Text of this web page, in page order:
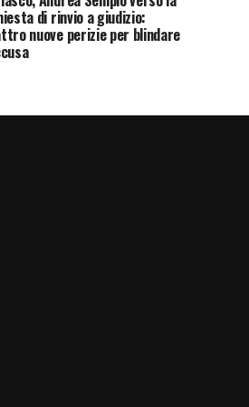
di rinvio a giudizio:
nuove perizie per blindare